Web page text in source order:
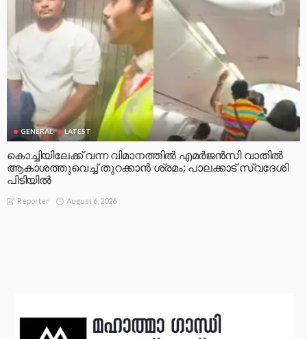
GENERAL LATEST
കൊച്ചിയിലേക്ക് വന്ന വിമാനത്തിൽ എമർജൻസി വാതിൽ
ആകാശത്തുവെച്ച് തുറക്കാൻ ശ്രമം; പാലക്കാട് സ്വദേശി
പിടിയിൽ
Reporter August 6, 2026